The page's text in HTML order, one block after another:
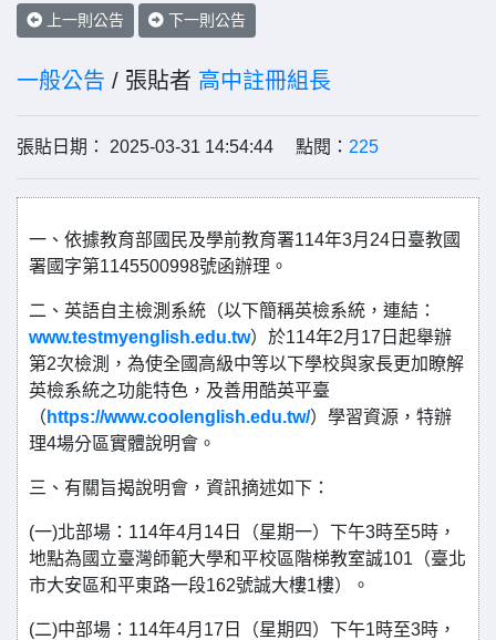
上一則公告 下一則公告
一般公告 / 張貼者 高中註冊組長
張貼日期： 2025-03-31 14:54:44 點閱： 225
一、依據教育部國民及學前教育署114年3月24日臺教國
署國字第1145500998號函辦理。
二、英語自主檢測系統（以下簡稱英檢系統，連結：
www.testmyenglish.edu.tw）於114年2月17日起舉辦
第2次檢測，為使全國高級中等以下學校與家長更加瞭解
英檢系統之功能特色，及善用酷英平臺
（ https://www.coolenglish.edu.tw/）學習資源，特辦
理4場分區實體說明會。
三、有關旨揭說明會，資訊摘述如下：
(一)北部場：114年4月14日（星期一）下午3時至5時，
地點為國立臺灣師範大學和平校區階梯教室誠101（臺北
市大安區和平東路一段162號誠大樓1樓）。
(二)中部場：114年4月17日（星期四）下午1時至3時，